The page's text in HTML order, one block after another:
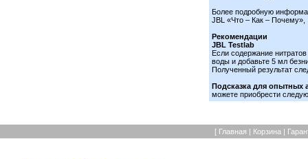
Более подробную
JBL «Что – Как –
Рекомендации
JBL Testlab
Если содержание
воды и добавьте 5 мл
Полученный результат
Подсказка для опытных
можете приобрести
[ Главная | Корзина |